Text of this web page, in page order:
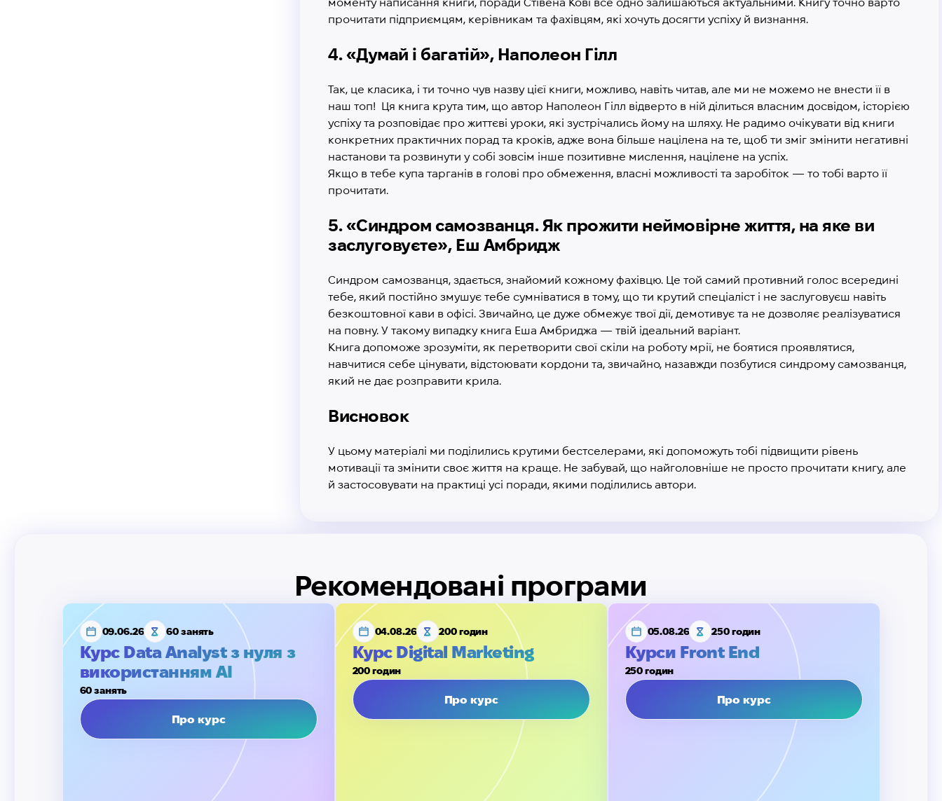
моменту написання книги, поради Стівена Кові все одно залишаються актуальними. Книгу точно варто
прочитати підприємцям, керівникам та фахівцям, які хочуть досягти успіху й визнання.
4. «Думай і багатій», Наполеон Гілл
Так, це класика, і ти точно чув назву цієї книги, можливо, навіть читав, але ми не можемо не внести її в
наш топ! Ця книга крута тим, що автор Наполеон Гілл відверто в ній ділиться власним досвідом, історією
успіху та розповідає про життєві уроки, які зустрічались йому на шляху. Не радимо очікувати від книги
конкретних практичних порад та кроків, адже вона більше націлена на те, щоб ти зміг змінити негативні
настанови та розвинути у собі зовсім інше позитивне мислення, націлене на успіх.
Якщо в тебе купа тарганів в голові про обмеження, власні можливості та заробіток — то тобі варто її
прочитати.
5. «Синдром самозванця. Як прожити неймовірне життя, на яке ви
заслуговуєте», Еш Амбридж
Синдром самозванця, здається, знайомий кожному фахівцю. Це той самий противний голос всередині
тебе, який постійно змушує тебе сумніватися в тому, що ти крутий спеціаліст і не заслуговуєш навіть
безкоштовної кави в офісі. Звичайно, це дуже обмежує твої дії, демотивує та не дозволяє реалізуватися
на повну. У такому випадку книга Еша Амбриджа — твій ідеальний варіант.
Книга допоможе зрозуміти, як перетворити свої скіли на роботу мрії, не боятися проявлятися,
навчитися себе цінувати, відстоювати кордони та, звичайно, назавжди позбутися синдрому самозванця,
який не дає розправити крила.
Висновок
У цьому матеріалі ми поділились крутими бестселерами, які допоможуть тобі підвищити рівень
мотивації та змінити своє життя на краще. Не забувай, що найголовніше не просто прочитати книгу, але
й застосовувати на практиці усі поради, якими поділились автори.
Рекомендовані програми
09.06.26 60 занять
Курс Data Analyst з нуля з
використанням AI
60 занять
Про курс
04.08.26 200 годин
Курс Digital Marketing
200 годин
Про курс
05.08.26 250 годин
Курси Front End
250 годин
Про курс